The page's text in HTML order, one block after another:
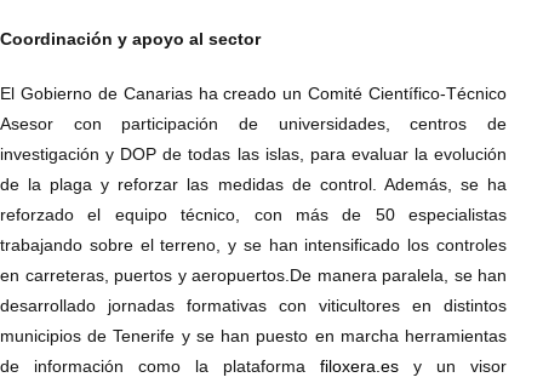
Coordinación y apoyo al sector
El Gobierno de Canarias ha creado un Comité Científico-Técnico
Asesor con participación de universidades, centros de
investigación y DOP de todas las islas, para evaluar la evolución
de la plaga y reforzar las medidas de control. Además, se ha
reforzado el equipo técnico, con más de 50 especialistas
trabajando sobre el terreno, y se han intensificado los controles
en carreteras, puertos y aeropuertos.De manera paralela, se han
desarrollado jornadas formativas con viticultores en distintos
municipios de Tenerife y se han puesto en marcha herramientas
de información como la plataforma filoxera.es y un visor